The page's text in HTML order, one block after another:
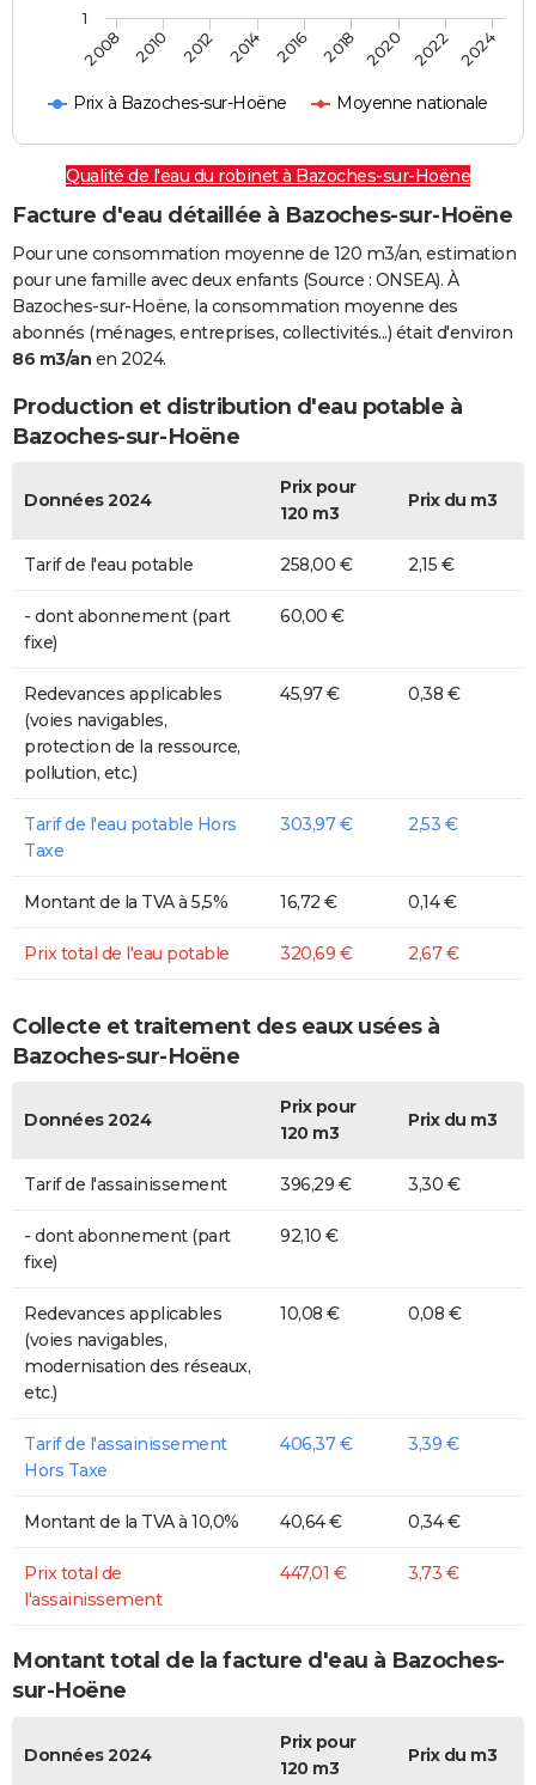
Prix à Bazoches-sur-Hoëne Moyenne nationale
2008 2010 2012 2014 2016 2018 2020 2022 2024
1
Qualité de l'eau du robinet à Bazoches-sur-Hoëne
Facture d'eau détaillée à Bazoches-sur-Hoëne
Pour une consommation moyenne de 120 m3/an, estimation
pour une famille avec deux enfants (Source : ONSEA). À
Bazoches-sur-Hoëne, la consommation moyenne des
abonnés (ménages, entreprises, collectivités...) était d'environ
86 m3/an en 2024.
Production et distribution d'eau potable à
Bazoches-sur-Hoëne
Données 2024
Prix pour
120 m3
Prix du m3
Tarif de l'eau potable 258,00 € 2,15 €
- dont abonnement (part
fixe)
60,00 €
Redevances applicables
(voies navigables,
protection de la ressource,
pollution, etc.)
45,97 € 0,38 €
Tarif de l'eau potable Hors
Taxe
303,97 € 2,53 €
Montant de la TVA à 5,5% 16,72 € 0,14 €
Prix total de l'eau potable 320,69 € 2,67 €
Collecte et traitement des eaux usées à
Bazoches-sur-Hoëne
Données 2024
Prix pour
120 m3
Prix du m3
Tarif de l'assainissement 396,29 € 3,30 €
- dont abonnement (part
fixe)
92,10 €
Redevances applicables
(voies navigables,
modernisation des réseaux,
etc.)
10,08 € 0,08 €
Tarif de l'assainissement
Hors Taxe
406,37 € 3,39 €
Montant de la TVA à 10,0% 40,64 € 0,34 €
Prix total de
l'assainissement
447,01 € 3,73 €
Montant total de la facture d'eau à Bazoches-
sur-Hoëne
Données 2024
Prix pour
120 m3
Prix du m3